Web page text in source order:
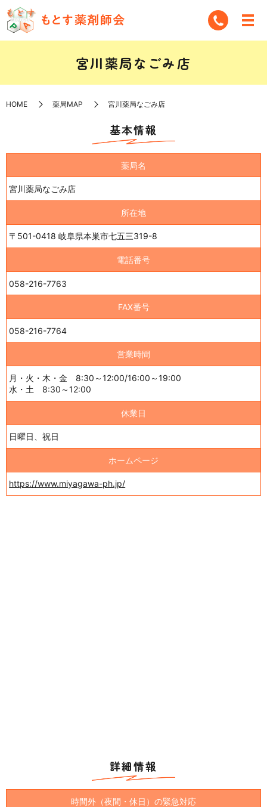
宮川薬局なごみ店
HOME 薬局MAP 宮川薬局なごみ店
基本情報
薬局名
宮川薬局なごみ店
所在地
〒501-0418 岐阜県本巣市七五三319-8
電話番号
058-216-7763
FAX番号
058-216-7764
営業時間
月・火・木・金 8:30～12:00/16:00～19:00
水・土 8:30～12:00
休業日
日曜日、祝日
ホームページ
https://www.miyagawa-ph.jp/
詳細情報
時間外（夜間・休日）の緊急対応